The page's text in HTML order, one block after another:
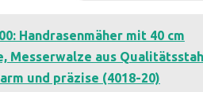
Handrasenmäher mit 40 cm
Messerwalze aus
und präzise (4018-20)